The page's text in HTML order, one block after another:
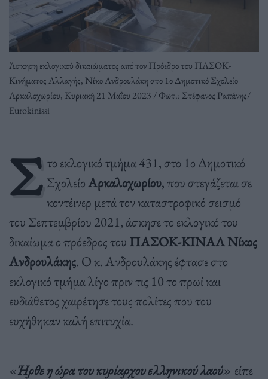
Άσκηση εκλογικού δικαιώματος από τον Πρόεδρο του ΠΑΣΟΚ-
Κινήματος Αλλαγής, Νίκο Ανδρουλάκη στο 1ο Δημοτικό Σχολείο
Αρκαλοχωρίου, Κυριακή 21 Μαΐου 2023 / Φωτ.: Στέφανος Ραπάνης/
Eurokinissi
Σ το εκλογικό τμήμα 431, στο 1ο Δημοτικό
ΣχολείοΑρκαλοχωρίου, που στεγάζεται σε
κοντέινερ μετά τον καταστροφικό σεισμό
του Σεπτεμβρίου 2021, άσκησε το εκλογικό του
δικαίωμα ο πρόεδρος του ΠΑΣΟΚ-ΚΙΝΑΛ Νίκος
Ανδρουλάκης. Ο κ. Ανδρουλάκης έφτασε στο
εκλογικό τμήμα λίγο πριν τις 10 το πρωί και
ευδιάθετος χαιρέτησε τους πολίτες που του
ευχήθηκαν καλή επιτυχία.
«Ήρθε η ώρα του κυρίαρχου ελληνικού λαού» είπε